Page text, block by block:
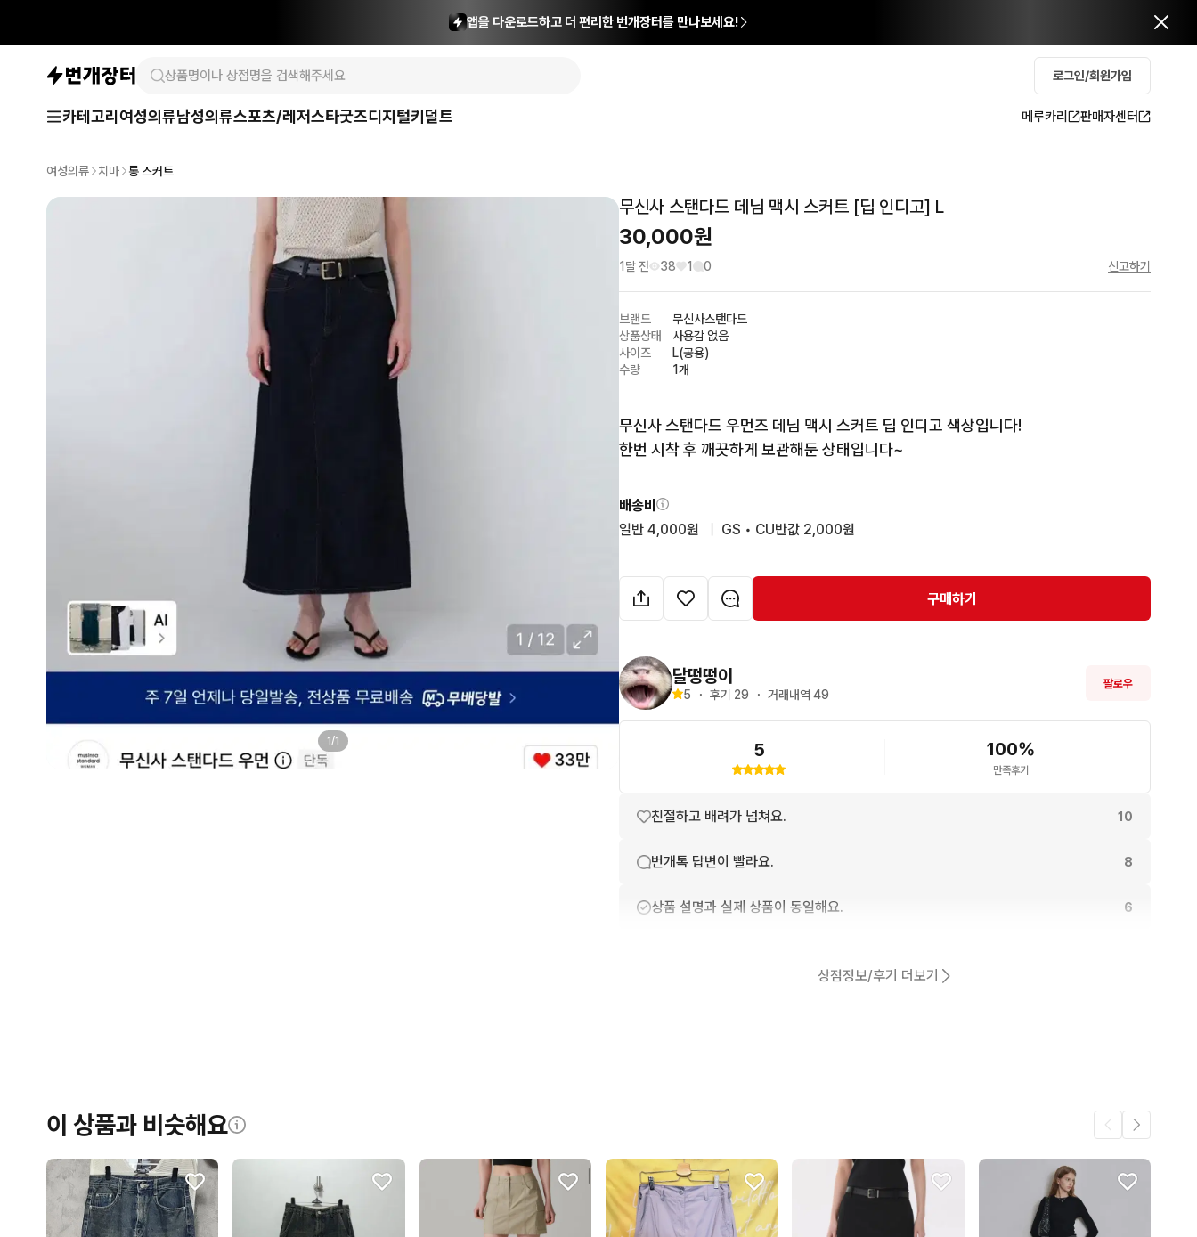
앱을 다운로드하고 더 편리한 번개장터를 만나보세요!
로그인/회원가입
카테고리 여성의류남성의류스포츠/레저스타굿즈디지털키덜트 메루카리 판매자센터
여성의류 치마 롱 스커트
1/1
무신사 스탠다드 데님 맥시 스커트 [딥 인디고] L
30,000원
1달 전 38 1 0 신고하기
브랜드
무신사스탠다드
상품상태
사용감 없음
사이즈
L(공용)
수량
1개
무신사 스탠다드 우먼즈 데님 맥시 스커트 딥 인디고 색상입니다!
한번 시착 후 깨끗하게 보관해둔 상태입니다~
배송비
일반 4,000원
GS • CU반값 2,000원
구매하기
달떵떵이
5 ・ 후기 29 ・ 거래내역 49
팔로우
5 100%
만족후기
친절하고 배려가 넘쳐요. 10
번개톡 답변이 빨라요. 8
상품 설명과 실제 상품이 동일해요. 6
꼭 필요한 문의만 해요. 3
상점정보/후기 더보기
이 상품과 비슷해요